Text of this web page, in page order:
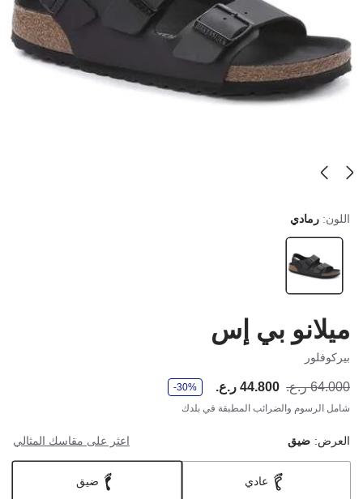
اللون: رمادي
ميلانو بي إس
بيركوفلور
64.000 ر.ع. 44.800 ر.ع.
-30%
شامل الرسوم والضرائب المطبقة في بلدك
العرض: ضيق اعثر على مقاسك المثالي
عادي ضيق